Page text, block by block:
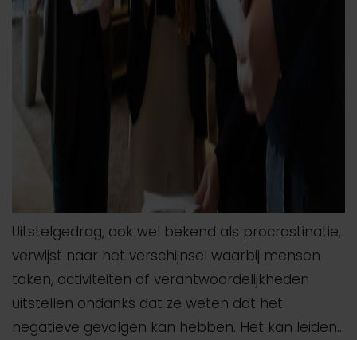
Uitstelgedrag, ook wel bekend als procrastinatie,
verwijst naar het verschijnsel waarbij mensen
taken, activiteiten of verantwoordelijkheden
uitstellen ondanks dat ze weten dat het
negatieve gevolgen kan hebben. Het kan leiden…